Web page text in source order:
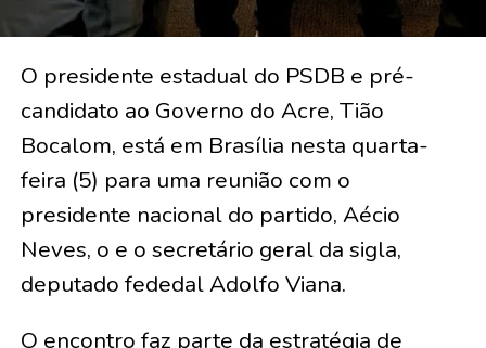
O presidente estadual do PSDB e pré-
candidato ao Governo do Acre, Tião
Bocalom, está em Brasília nesta quarta-
feira (5) para uma reunião com o
presidente nacional do partido, Aécio
Neves, o e o secretário geral da sigla,
deputado fededal Adolfo Viana.
O encontro faz parte da estratégia de